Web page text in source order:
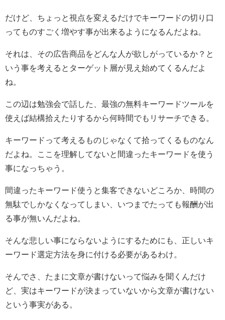
だけど、ちょっと視点を変えるだけでキーワードの切り口
ってものすごく増やす事が出来るようになるんだよね。
それは、その広告商品をどんな人が欲しがっているか？と
いう事を考えるとターゲット層が見え始めてくるんだよ
ね。
この辺は勉強会で話した、最強の無料キーワードツールを
使えば結構拾えたりするから何時間でもリサーチできる。
キーワードって考えるものじゃなくて拾ってくるものなん
だよね。ここを理解してないと間違ったキーワードを使う
事になっちゃう。
間違ったキーワード使うと集客できないどころか、時間の
無駄でしかなくなってしまい、いつまでたっても報酬が出
る事が無いんだよね。
そんな悲しい事にならないようにするためにも、正しいキ
ーワード選定方法を身に付ける必要があるわけ。
そんでさ、たまに文章が書けないって悩みを聞くんだけ
ど、実はキーワードが決まっていないから文章が書けない
という事実がある。